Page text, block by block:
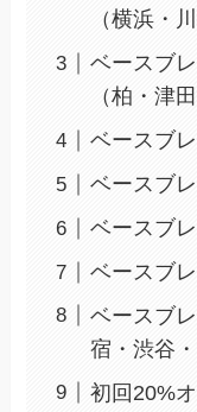
（横浜・
ベースブ
（柏・津
ベースブ
ベースブ
ベースブ
ベースブ
ベースブ
宿・渋谷
初回20%